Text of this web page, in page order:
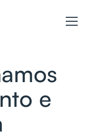
e